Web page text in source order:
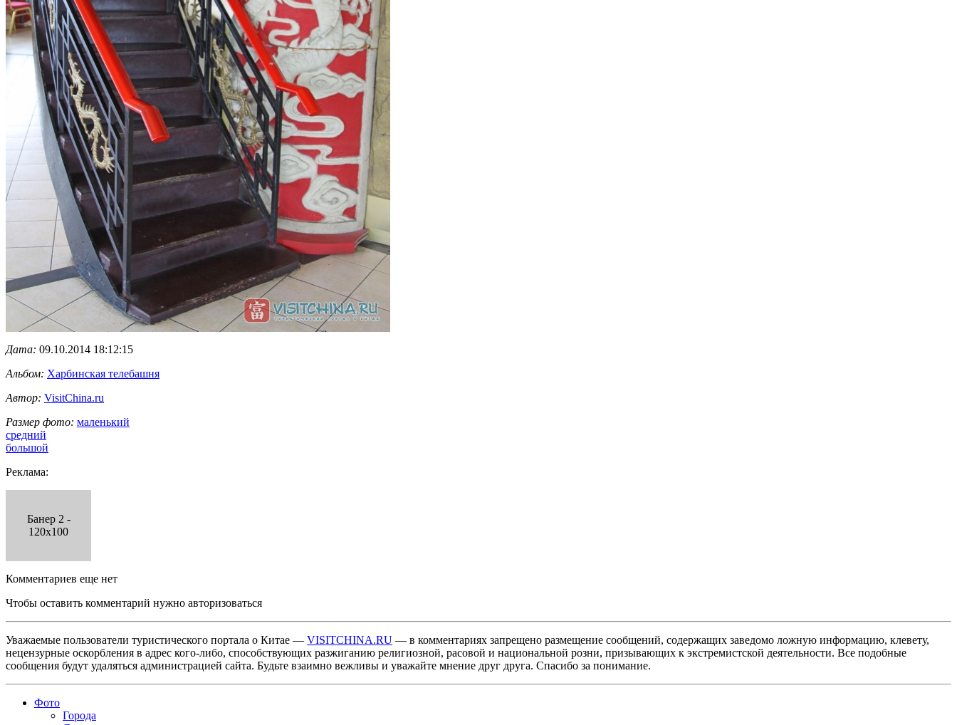
Дата: 09.10.2014 18:12:15
Альбом: Харбинская телебашня
Автор: VisitChina.ru
Размер фото: маленький
средний
большой
Реклама:
Банер 2 -
120x100
Комментариев еще нет
Чтобы оставить комментарий нужно авторизоваться
Уважаемые пользователи туристического портала о Китае — VISITCHINA.RU — в комментариях запрещено размещение сообщений, содержащих заведомо ложную информацию, клевету,
нецензурные оскорбления в адрес кого-либо, способствующих разжиганию религиозной, расовой и национальной розни, призывающих к экстремистской деятельности. Все подобные
сообщения будут удаляться администрацией сайта. Будьте взаимно вежливы и уважайте мнение друг друга. Спасибо за понимание.
Фото
Города